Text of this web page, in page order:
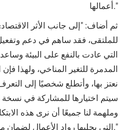
أعمالها."
ثم أضاف: "إلى جانب الأثر
للملتقى، فقد ساهم في دعم
التي عادت بالنفع على البيئة
المدمرة للتغير المناخي، ولهذا
نعتز بها، وأتطلع شخصيًا إلى
وملهمة لنا جميعًا أن نرى هذه
التي يجلبها رواد الأعمال لضمان مستقبل أفضل للإنسانية كلها."